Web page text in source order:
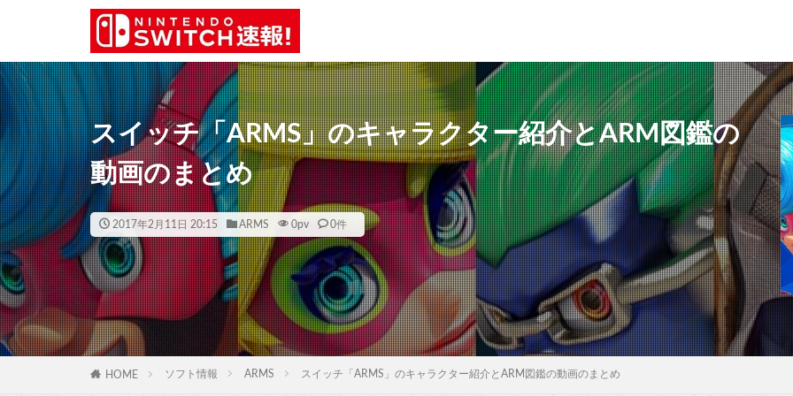
スイッチ「ARMS」のキャラクター紹介とARM図鑑の
動画のまとめ
2017年2月11日 20:15 ARMS 0pv 0件
HOME ソフト情報 ARMS スイッチ「ARMS」のキャラクター紹介とARM図鑑の動画のまとめ